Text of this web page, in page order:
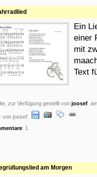
Ein
einer
mit
Text
zur Verfügung gestellt von joosef
von joosef:
: 1
am Morgen